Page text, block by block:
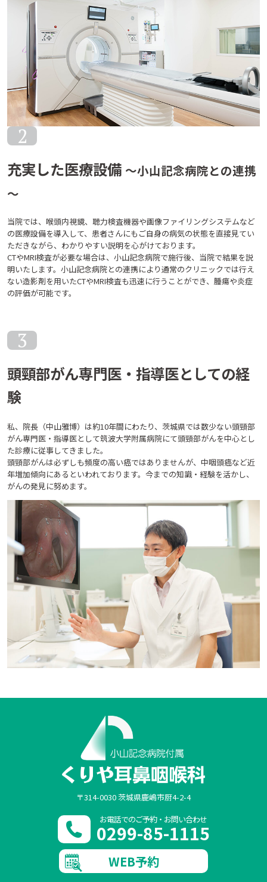
2
充実した医療設備 ～小山記念病院との連携
～
当院では、喉頭内視鏡、聴力検査機器や画像ファイリングシステムなど
の医療設備を導入して、患者さんにもご自身の病気の状態を直接見てい
ただきながら、わかりやすい説明を心がけております。
CTやMRI検査が必要な場合は、小山記念病院で施行後、当院で結果を説
明いたします。小山記念病院との連携により通常のクリニックでは行え
ない造影剤を用いたCTやMRI検査も迅速に行うことができ、腫瘍や炎症
の評価が可能です。
3
頭頸部がん専門医・指導医としての経
験
私、院長（中山雅博）は約10年間にわたり、茨城県では数少ない頭頸部
がん専門医・指導医として筑波大学附属病院にて頭頸部がんを中心とし
た診療に従事してきました。
頭頸部がんは必ずしも頻度の高い癌ではありませんが、中咽頭癌など近
年増加傾向にあるといわれております。今までの知識・経験を活かし、
がんの発見に努めます。
〒314-0030 茨城県鹿嶋市厨4-2-4
お電話でのご予約・お問い合わせ
0299-85-1115
WEB予約